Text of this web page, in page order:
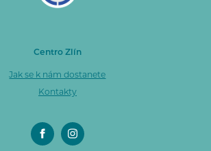
Centro Zlín
Jak se k nám dostanete
Kontakty